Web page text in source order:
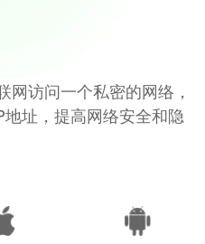
访问一个私密的网络，
址，提高网络安全和隐